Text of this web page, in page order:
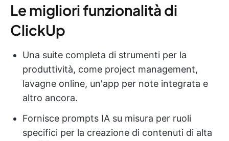
Le migliori funzionalità di
ClickUp
Una suite completa di strumenti per la
produttività, come project management,
lavagne online, un'app per note integrata e
altro ancora.
Fornisce prompts IA su misura per ruoli
specifici per la creazione di contenuti di alta